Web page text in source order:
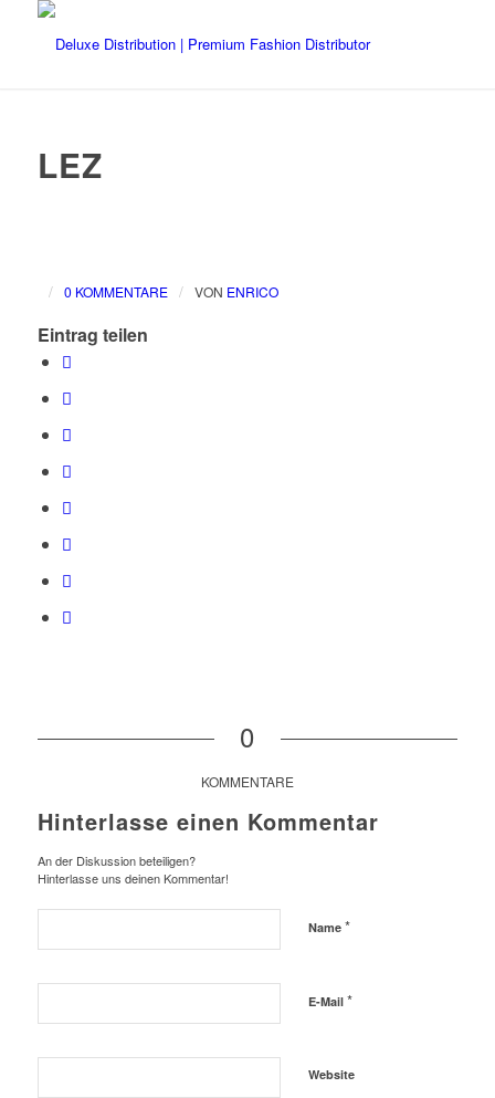
LEZ
/ 0 KOMMENTARE / VON ENRICO
Eintrag teilen
0
KOMMENTARE
Hinterlasse einen Kommentar
An der Diskussion beteiligen?
Hinterlasse uns deinen Kommentar!
Name *
E-Mail *
Website